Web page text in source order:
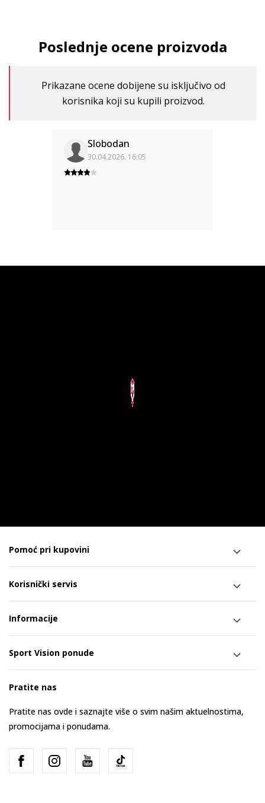
Poslednje ocene proizvoda
Prikazane ocene dobijene su isključivo od
korisnika koji su kupili proizvod.
Slobodan
30.04.2026. 16:05
Pomoć pri kupovini
Korisnički servis
Informacije
Sport Vision ponude
Pratite nas
Pratite nas ovde i saznajte više o svim našim aktuelnostima,
promocijama i ponudama.